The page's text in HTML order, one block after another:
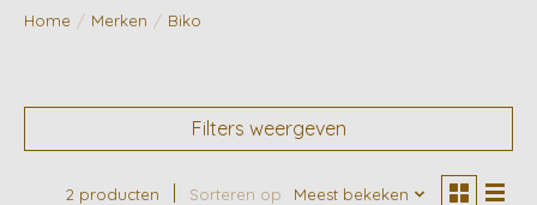
Home / Merken / Biko
Filters weergeven
2 producten Sorteren op Meest bekeken